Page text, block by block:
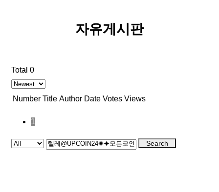
자유게시판
Total 0
Number Title Author Date Votes Views
1
Search